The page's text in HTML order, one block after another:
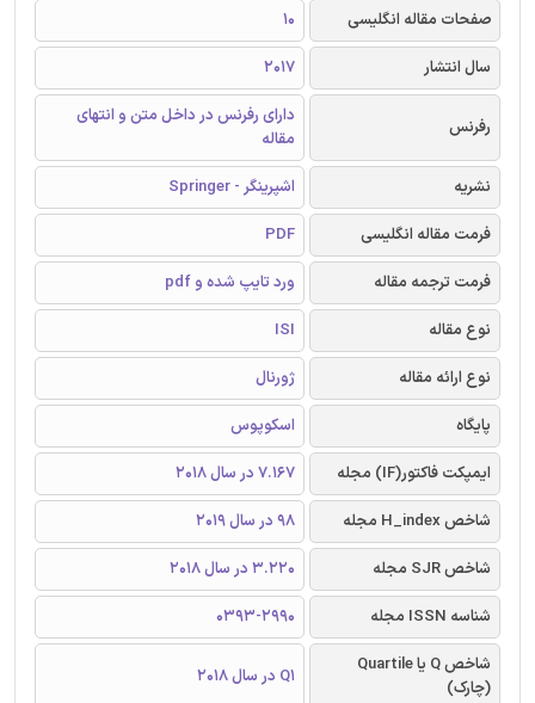
صفحات مقاله انگلیسی
10
سال انتشار
2017
رفرنس
دارای رفرنس در داخل متن و انتهای
مقاله
نشریه
اشپرینگر - Springer
فرمت مقاله انگلیسی
PDF
فرمت ترجمه مقاله
ورد تایپ شده و pdf
نوع مقاله
ISI
نوع ارائه مقاله
ژورنال
پایگاه
اسکوپوس
ایمپکت فاکتور(IF) مجله
7.167 در سال 2018
شاخص H_index مجله
98 در سال 2019
شاخص SJR مجله
3.220 در سال 2018
شناسه ISSN مجله
0393-2990
شاخص Q یا Quartile
(چارک)
Q1 در سال 2018